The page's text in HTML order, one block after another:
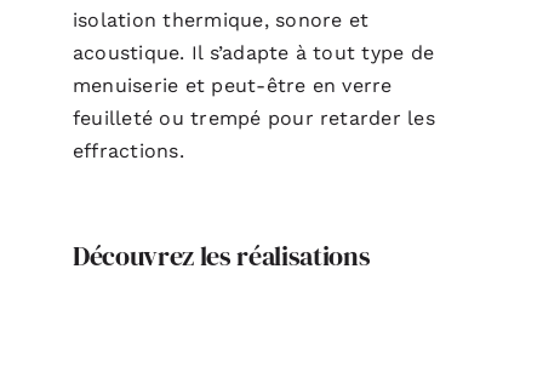
isolation thermique, sonore et
acoustique. Il s’adapte à tout type de
menuiserie et peut-être en verre
feuilleté ou trempé pour retarder les
effractions.
Découvrez les réalisations